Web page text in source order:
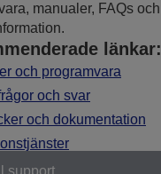
manualer, FAQs och
länkar:
och programvara
och svar
och dokumentation
support